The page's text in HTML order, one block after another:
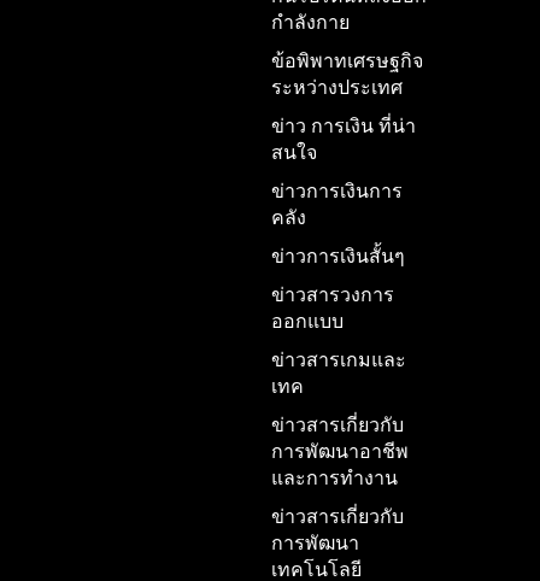
กำลังกาย
ข้อพิพาทเศรษฐกิจ
ระหว่างประเทศ
ข่าว การเงิน ที่น่า
สนใจ
ข่าวการเงินการ
คลัง
ข่าวการเงินสั้นๆ
ข่าวสารวงการ
ออกแบบ
ข่าวสารเกมและ
เทค
ข่าวสารเกี่ยวกับ
การพัฒนาอาชีพ
และการทำงาน
ข่าวสารเกี่ยวกับ
การพัฒนา
เทคโนโลยี